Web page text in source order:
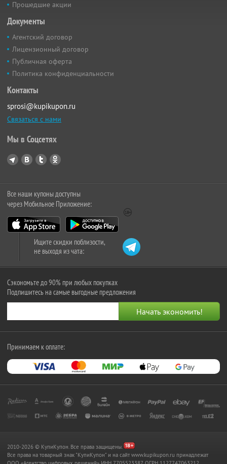
Прошедшие акции
Документы
Агентский договор
Лицензионный договор
Публичная оферта
Политика конфиденциальности
Контакты
sprosi@kupikupon.ru
Связаться с нами
Мы в Соцсетях
Все наши купоны доступны
через Мобильное Приложение:
Ищите скидки поблизости,
не выходя из чата:
Сэкономьте до 90% при любых покупках
Подпишитесь на самые выгодные предложения
Принимаем к оплате:
2010-2026 © КупиКупон. Все права защищены.
Все права на товарный знак "КупиКупон" и на сайт www.kupikupon.ru принадлежат